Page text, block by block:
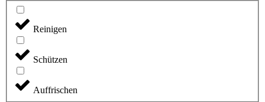
Reinigen
Schützen
Auffrischen